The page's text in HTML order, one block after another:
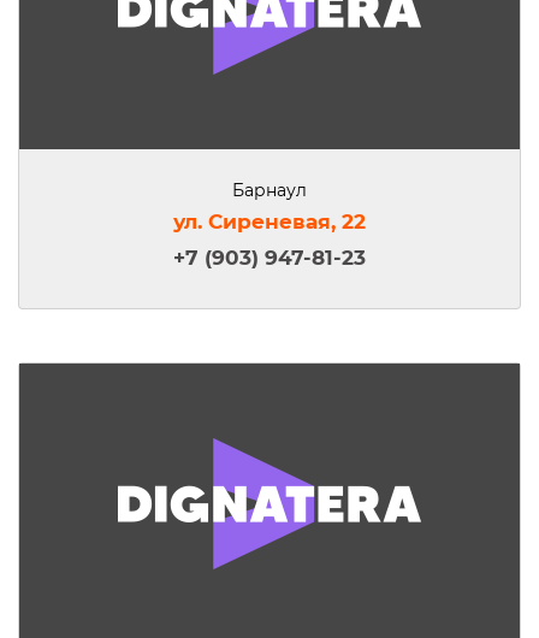
Барнаул
ул. Сиреневая, 22
+7 (903) 947-81-23